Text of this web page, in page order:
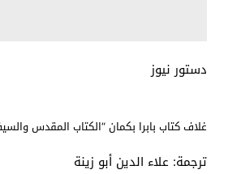
دستور نيوز
غلاف كتاب بابرا بكمان “الكتاب المقدس
ترجمة: علاء الدين أبو زينة